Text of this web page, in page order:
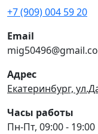
+7 (909) 004 59 20
Email
Адрес
Екатеринбург,
Часы работы
Пн-Пт, 09:00 - 19:00